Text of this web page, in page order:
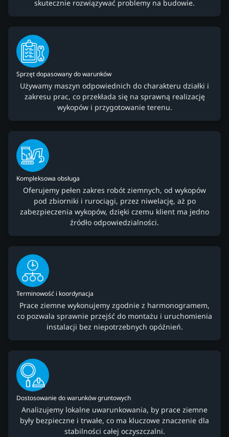
skutecznie rozwiązywać problemy na budowie.
Sprzęt dopasowany do warunków
Używamy maszyn odpowiednich do charakteru działki i
zakresu prac, co przekłada się na sprawną realizację
wykopów i przygotowanie terenu.
Kompleksowa obsługa
Oferujemy pełen zakres robót ziemnych, od wykopów
pod zbiorniki i rurociągi, przez niwelację, aż po
zabezpieczenia wykopów, dzięki czemu klient ma jedno
źródło odpowiedzialności.
Terminowość i koordynacja
Prace ziemne wykonujemy zgodnie z harmonogramem,
co pozwala sprawnie przejść do montażu i uruchomienia
instalacji bez niepotrzebnych opóźnień.
Dostosowanie do warunków gruntowych
Analizujemy lokalne uwarunkowania, by prace ziemne
były bezpieczne i trwałe, co ma kluczowe znaczenie dla
stabilności całej oczyszczalni.